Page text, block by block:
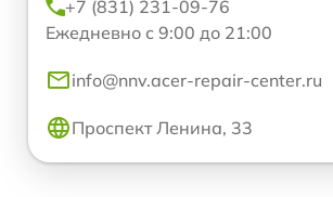
+7 (831) 231-09-76
Ежедневно с 9:00 до 21:00
info@nnv.acer-repair-center.ru
Проспект Ленина, 33